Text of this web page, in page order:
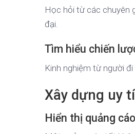
Học hỏi từ các chuyên
đại.
Tìm hiểu chiến
Kinh nghiệm từ người
Xây dựng uy
Hiển thị quảng